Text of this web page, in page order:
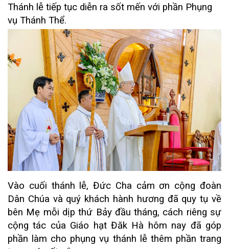
Thánh lễ tiếp tục diễn ra sốt mến với phần Phụng
vụ Thánh Thể.
Vào cuối thánh lễ, Đức Cha cảm ơn cộng đoàn
Dân Chúa và quý khách hành hương đã quy tụ về
bên Mẹ mỗi dịp thứ Bảy đầu tháng, cách riêng sự
cộng tác của Giáo hạt Đăk Hà hôm nay đã góp
phần làm cho phụng vụ thánh lễ thêm phần trang